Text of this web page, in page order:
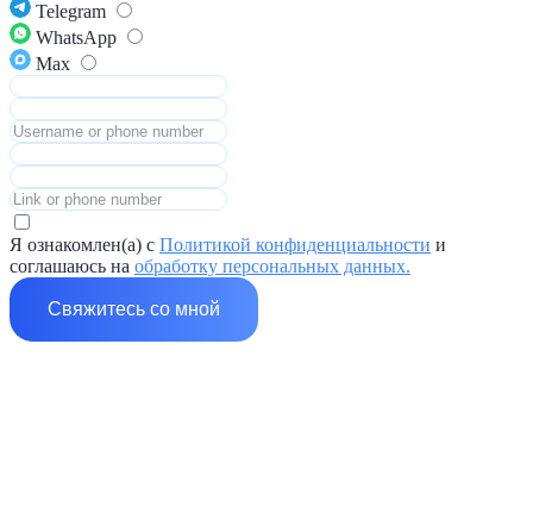
Telegram
WhatsApp
Max
Я ознакомлен(а) с Политикой конфиденциальности и
соглашаюсь на обработку персональных данных.
Свяжитесь со мной